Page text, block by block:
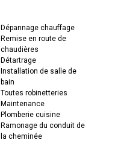
Dépannage chauffage
Remise en route de
chaudières
Détartrage
Installation de salle de
bain
Toutes robinetteries
Maintenance
Plomberie cuisine
Ramonage du conduit de
la cheminée